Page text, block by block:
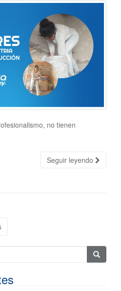
no tienen
Seguir leyendo